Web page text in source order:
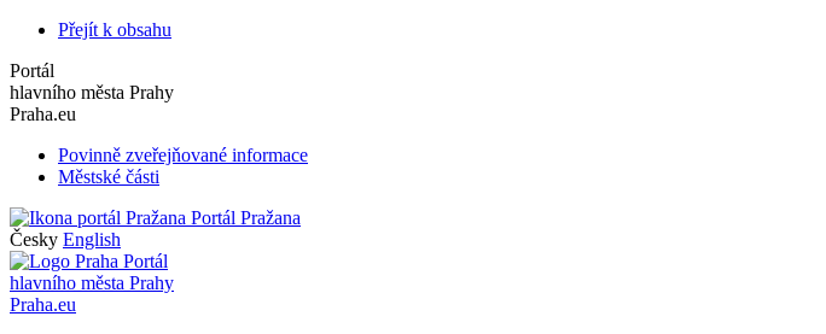
Přejít k obsahu
Portál
hlavního města Prahy
Praha.eu
Povinně zveřejňované informace
Městské části
Portál Pražana
Česky English
Portál
hlavního města Prahy
Praha.eu